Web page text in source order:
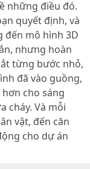
những điều đó.
quyết định, và
đến mô hình 3D
nhưng hoàn
từng bước nhỏ,
đã vào guồng,
cho sáng
cháy. Và mỗi
vật, đến căn
cho dự án